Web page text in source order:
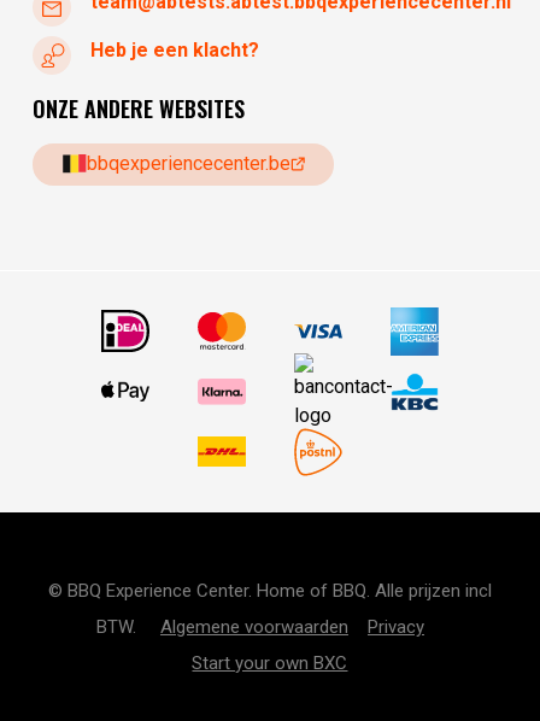
Heb je een klacht?
ONZE ANDERE WEBSITES
bbqexperiencecenter.be
© BBQ Experience Center. Home of BBQ. Alle prijzen incl
BTW. Algemene voorwaarden
Privacy
Start your own BXC